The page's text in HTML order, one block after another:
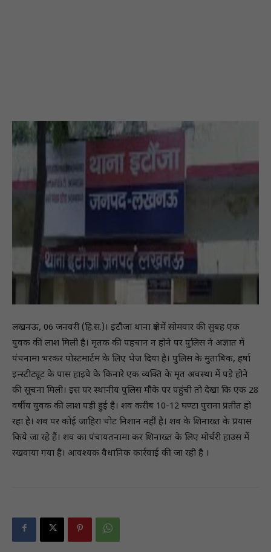
लखनऊ, 06 जनवरी (हि.स.)। इंटौजा थाना क्षेत्र में सोमवार की सुबह एक
युवक की लाश मिली है। मृतक की पहचान न होने पर पुलिस ने अज्ञात में
पंचनामा भरकर पोस्टमार्टम के लिए भेज दिया है। पुलिस के मुताबिक, हर्षा
इन्स्टीट्यूट के पास हाइवे के किनारे एक व्यक्ति के मृत अवस्था में पड़े होने
की सूचना मिली। इस पर स्थानीय पुलिस मौके पर पहुंची तो देखा कि एक 28
वर्षीय युवक की लाश पड़ी हुई है। शव करीब 10-12 घण्टा पुराना प्रतीत हो
रहा है। शव पर कोई जाहिरा चोट निशान नहीं है। शव के शिनाख्त के प्रयास
किये जा रहे हैं। शव का पंचायतनामा कर शिनाख्त के लिए मोर्चरी हाउस में
रखवाया गया है। आवश्यक वैधानिक कार्रवाई की जा रही है ।